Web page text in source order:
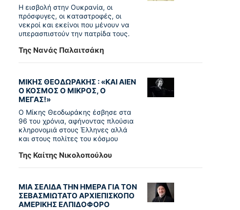
Η εισβολή στην Ουκρανία, οι
πρόσφυγες, οι καταστροφές, οι
νεκροί και εκείνοι που μένουν να
υπερασπιστούν την πατρίδα τους.
Της Νανάς Παλαιτσάκη
ΜΙΚΗΣ ΘΕΟΔΩΡΑΚΗΣ : «KAI ΑΙΕΝ
Ο ΚΟΣΜΟΣ Ο ΜΙΚΡΟΣ, Ο
ΜΕΓΑΣ!»
Ο Μίκης Θεοδωράκης έσβησε στα
96 του χρόνια, αφήνοντας πλούσια
κληρονομιά στους Έλληνες αλλά
και στους πολίτες του κόσμου
Της Καίτης Νικολοπούλου
ΜΙΑ ΣΕΛΙΔΑ ΤΗΝ ΗΜΕΡΑ ΓΙΑ ΤΟΝ
ΣΕΒΑΣΜΙΩΤΑΤΟ ΑΡΧΙΕΠΙΣΚΟΠΟ
ΑΜΕΡΙΚΗΣ ΕΛΠΙΔΟΦΟΡΟ